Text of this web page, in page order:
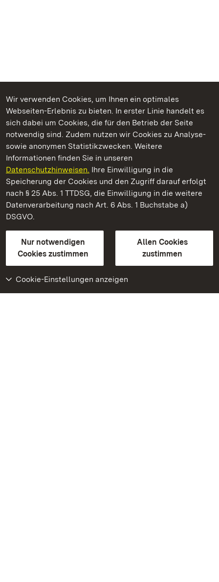
Wir verwenden Cookies, um Ihnen ein optimales
Webseiten-Erlebnis zu bieten. In erster Linie handelt es
sich dabei um Cookies, die für den Betrieb der Seite
notwendig sind. Zudem nutzen wir Cookies zu Analyse-
sowie anonymen Statistikzwecken. Weitere
Informationen finden Sie in unseren
Datenschutzhinweisen. Ihre Einwilligung in die
Speicherung der Cookies und den Zugriff darauf erfolgt
nach § 25 Abs. 1 TTDSG, die Einwilligung in die weitere
Datenverarbeitung nach Art. 6 Abs. 1 Buchstabe a)
DSGVO.
Nur notwendigen
Cookies zustimmen
Allen Cookies
zustimmen
Cookie-Einstellungen anzeigen
Kommen. Staunen. Genießen.
Staatliche Schlösser und Gärten Baden‑Württemberg
Staatliche Schlösser und Gärten Baden-Württemberg
Kontakt
GebärdenspracheLeichte Sprache
Erklärung zur Barrierefreiheit
BITV-konform (geprüfte Seiten)
Weiteres